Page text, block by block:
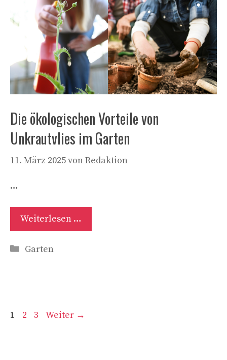
Die ökologischen Vorteile von
Unkrautvlies im Garten
11. März 2025vonRedaktion
…
Weiterlesen …
Kategorien
Garten
Seite
1 Seite
2 Seite
3 Weiter →